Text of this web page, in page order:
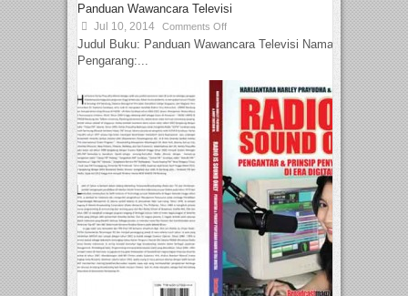
Panduan Wawancara Televisi
Jul 10, 2014 Comments Off
Judul Buku: Panduan Wawancara Televisi Nama
Pengarang:...